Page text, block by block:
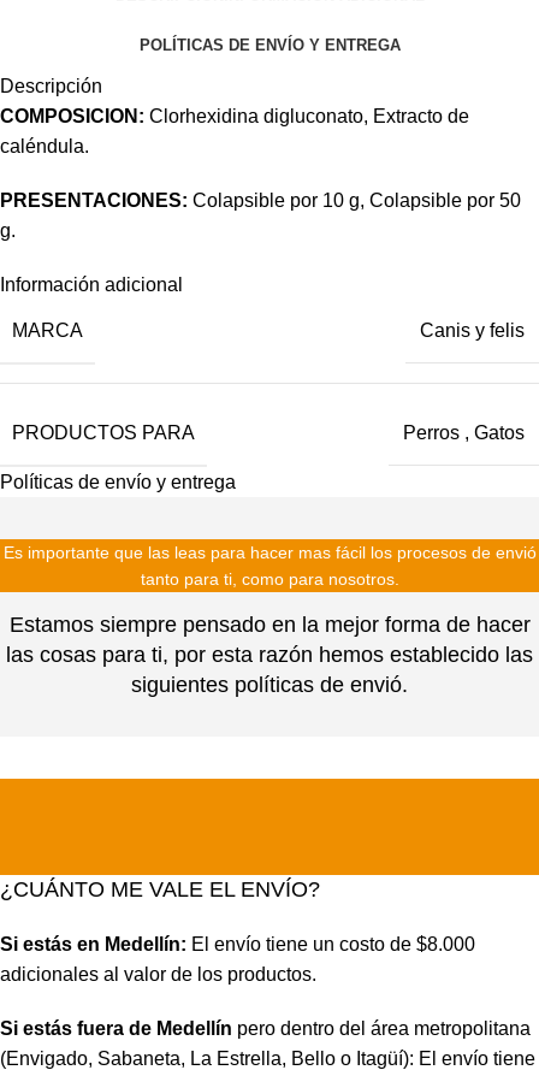
POLÍTICAS DE ENVÍO Y ENTREGA
Descripción
COMPOSICION: Clorhexidina digluconato, Extracto de
caléndula.
PRESENTACIONES: Colapsible por 10 g, Colapsible por 50
g.
Información adicional
MARCA Canis y felis
PRODUCTOS PARA Perros , Gatos
Políticas de envío y entrega
Es importante que las leas para hacer mas fácil los procesos de envió
tanto para ti, como para nosotros.
Estamos siempre pensado en la mejor forma de hacer
las cosas para ti, por esta razón hemos establecido las
siguientes políticas de envió.
¿CUÁNTO ME VALE EL ENVÍO?
Si estás en Medellín: El envío tiene un costo de $8.000
adicionales al valor de los productos.
Si estás fuera de Medellín pero dentro del área metropolitana
(Envigado, Sabaneta, La Estrella, Bello o Itagüí): El envío tiene